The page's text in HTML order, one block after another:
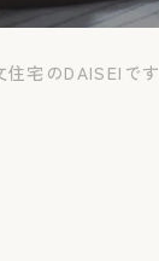
宅のDAISEIです